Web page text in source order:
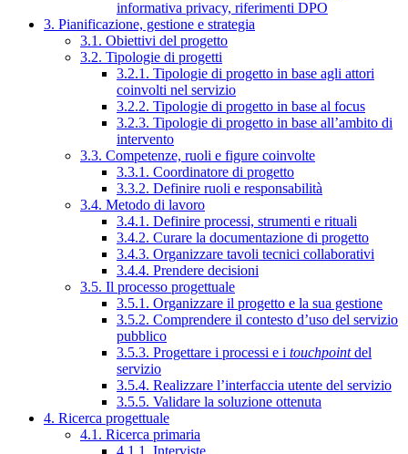
informativa privacy, riferimenti DPO
3. Pianificazione, gestione e strategia
3.1. Obiettivi del progetto
3.2. Tipologie di progetti
3.2.1. Tipologie di progetto in base agli attori
coinvolti nel servizio
3.2.2. Tipologie di progetto in base al focus
3.2.3. Tipologie di progetto in base all’ambito di
intervento
3.3. Competenze, ruoli e figure coinvolte
3.3.1. Coordinatore di progetto
3.3.2. Definire ruoli e responsabilità
3.4. Metodo di lavoro
3.4.1. Definire processi, strumenti e rituali
3.4.2. Curare la documentazione di progetto
3.4.3. Organizzare tavoli tecnici collaborativi
3.4.4. Prendere decisioni
3.5. Il processo progettuale
3.5.1. Organizzare il progetto e la sua gestione
3.5.2. Comprendere il contesto d’uso del servizio
pubblico
3.5.3. Progettare i processi e i touchpointdel
servizio
3.5.4. Realizzare l’interfaccia utente del servizio
3.5.5. Validare la soluzione ottenuta
4. Ricerca progettuale
4.1. Ricerca primaria
4.1.1. Interviste